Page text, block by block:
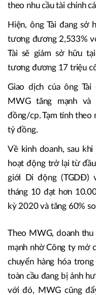
theo nhu cầu tài chính
Hiện, ông Tài đang
tương đương 2,533%
Tài sẽ giảm sở hữu
tương đương 17 triệu
Giao dịch của ông
MWG tăng mạnh
đồng/cp. Tạm tính theo
tỷ đồng.
Về kinh doanh, sau
hoạt động trở lại từ
giới Di động (TGDĐ)
tháng 10 đạt hơn
kỳ 2020 và tăng 60%
Theo MWG, doanh thu
mạnh nhờ Công ty mở
chuyển hàng hóa
toàn cầu đang bị ảnh
với đó, MWG cũng